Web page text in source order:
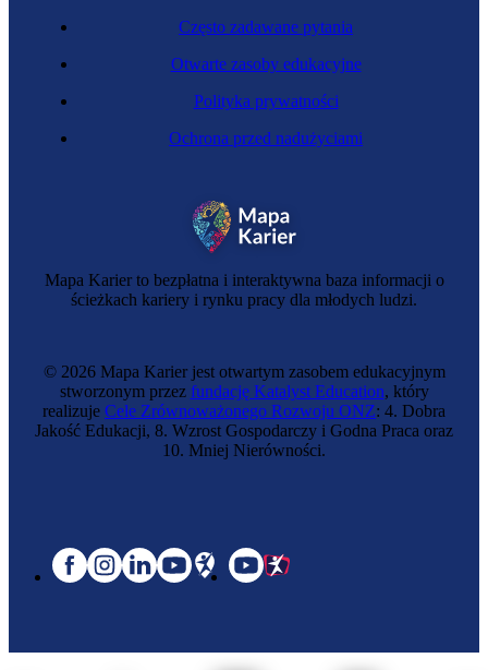
Mapa Karier to bezpłatna i interaktywna baza informacji o
ścieżkach kariery i rynku pracy dla młodych ludzi.
Często zadawane pytania
Otwarte zasoby edukacyjne
Polityka prywatności
Ochrona przed nadużyciami
© 2026 Mapa Karier jest otwartym zasobem edukacyjnym
stworzonym przez fundację Katalyst Education, który
realizuje Cele Zrównoważonego Rozwoju ONZ: 4. Dobra
Jakość Edukacji, 8. Wzrost Gospodarczy i Godna Praca oraz
10. Mniej Nierówności.